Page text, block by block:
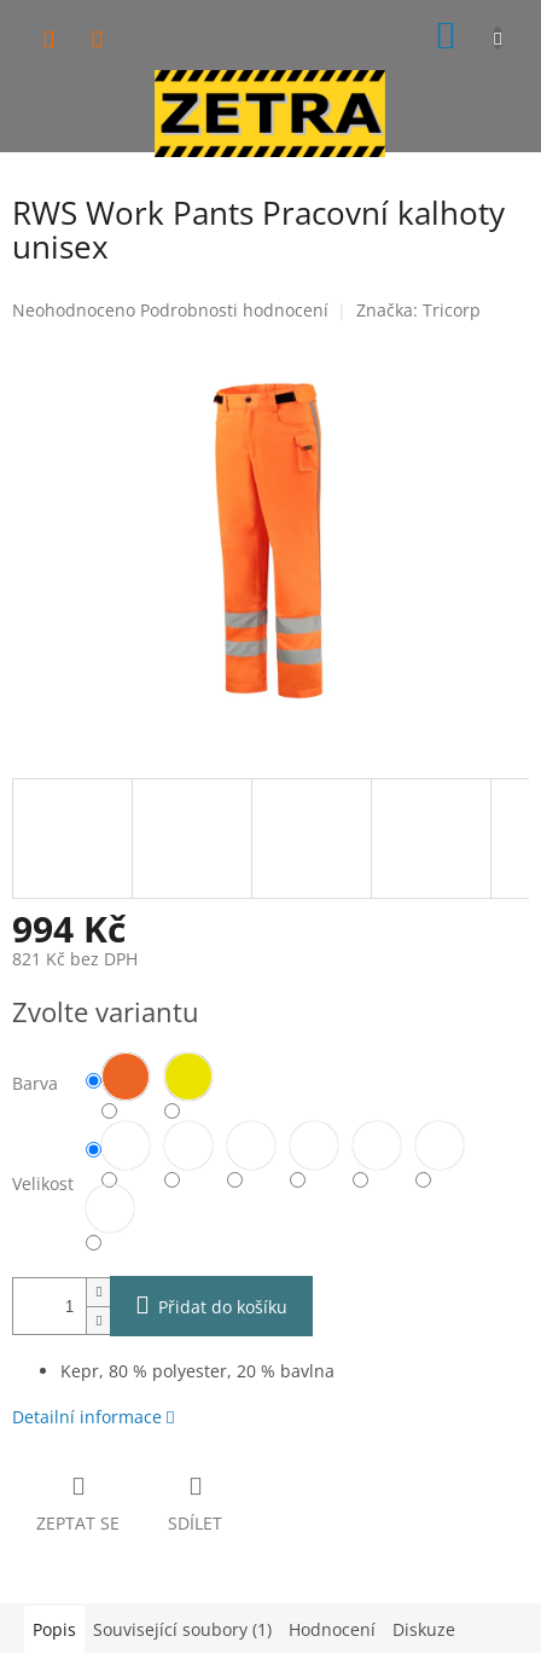
RWS Work Pants Pracovní kalhoty
unisex
Průměrné
Neohodnoceno Podrobnosti hodnocení Značka: Tricorp
994 Kč
821 Kč bez DPH
cena:
Zvolte variantu
Barva
Velikost
Přidat do košíku
Kepr, 80 % polyester, 20 % bavlna
Detailní informace
ZEPTAT SE SDÍLET
Popis Související soubory (1) Hodnocení Diskuze